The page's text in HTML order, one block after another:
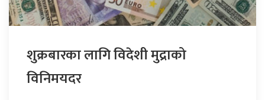
शुक्रबारका लागि विदेशी मुद्राको
विनिमयदर